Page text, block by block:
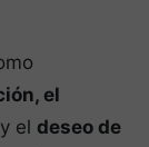
el
y el deseo de